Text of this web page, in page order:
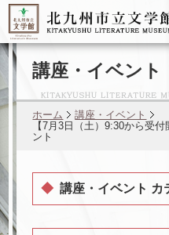
ゆかり
講座・イベント
ホーム
講座・イベント
【7月3日（土）9:30から受
ント
講座・イベント カ